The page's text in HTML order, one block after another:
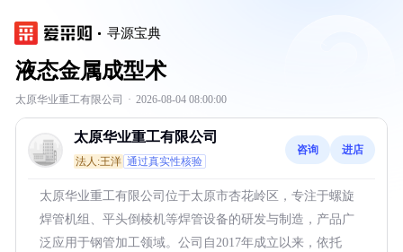
寻源宝典
液态金属成型术
太原华业重工有限公司 · 2026-08-04 08:00:00
太原华业重工有限公司
法人:王洋 通过真实性核验
咨询 进店
太原华业重工有限公司位于太原市杏花岭区，专注于螺旋
焊管机组、平头倒棱机等焊管设备的研发与制造，产品广
泛应用于钢管加工领域。公司自2017年成立以来，依托